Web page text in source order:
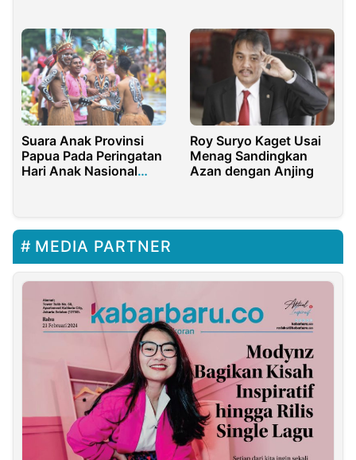
Suara Anak Provinsi
Papua Pada Peringatan
Hari Anak Nasional
Roy Suryo Kaget Usai
Menag Sandingkan
Azan dengan Anjing
MEDIA PARTNER